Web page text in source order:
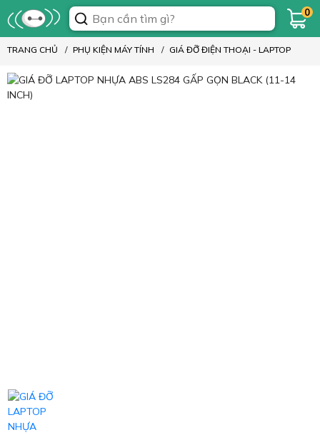
0
TRANG CHỦ PHỤ KIỆN MÁY TÍNH GIÁ ĐỠ ĐIỆN THOẠI - LAPTOP